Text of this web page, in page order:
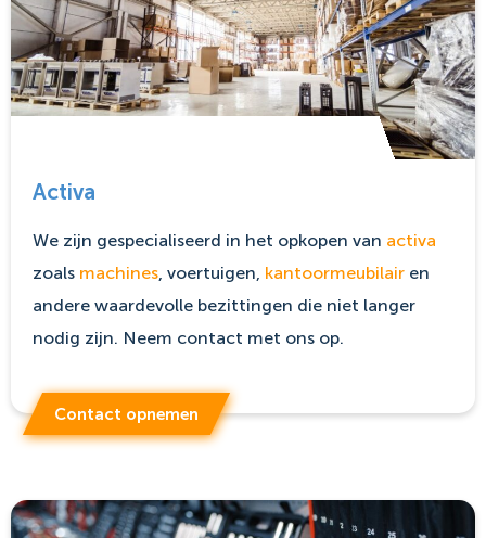
Activa
We zijn gespecialiseerd in het opkopen van activa
zoals machines , voertuigen, kantoormeubilair en
andere waardevolle bezittingen die niet langer
nodig zijn. Neem contact met ons op.
Contact opnemen